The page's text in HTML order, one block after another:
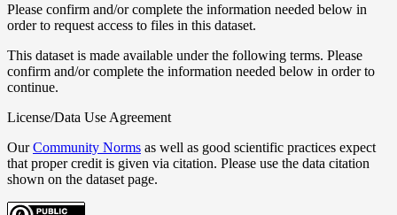
Please confirm and/or complete the information needed below in
order to request access to files in this dataset.
This dataset is made available under the following terms. Please
confirm and/or complete the information needed below in order to
continue.
License/Data Use Agreement
OurCommunity Norms as well as good scientific practices expect
that proper credit is given via citation. Please use the data citation
shown on the dataset page.